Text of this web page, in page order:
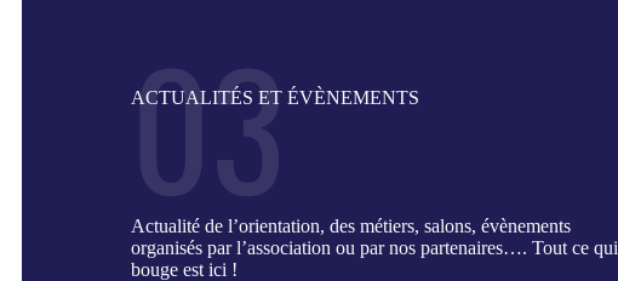
ACTUALITÉS ET ÉVÈNEMENTS
03
Actualité de l’orientation, des métiers, salons, évènements
organisés par l’association ou par nos partenaires…. Tout ce qui
bouge est ici !